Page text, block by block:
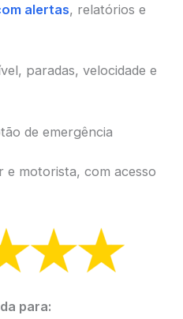
alertas, relatórios e
paradas, velocidade e
de emergência
motorista, com acesso
para: